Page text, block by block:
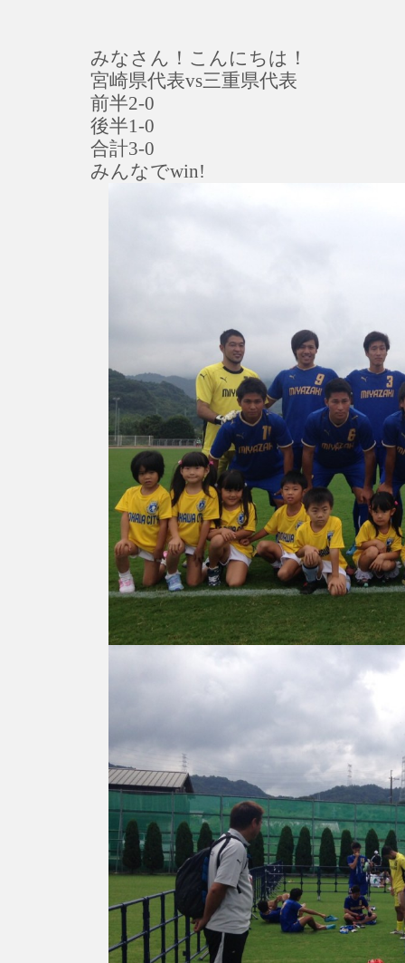
みなさん！こんにちは！
宮崎県代表vs三重県代表
前半2-0
後半1-0
合計3-0
みんなでwin!